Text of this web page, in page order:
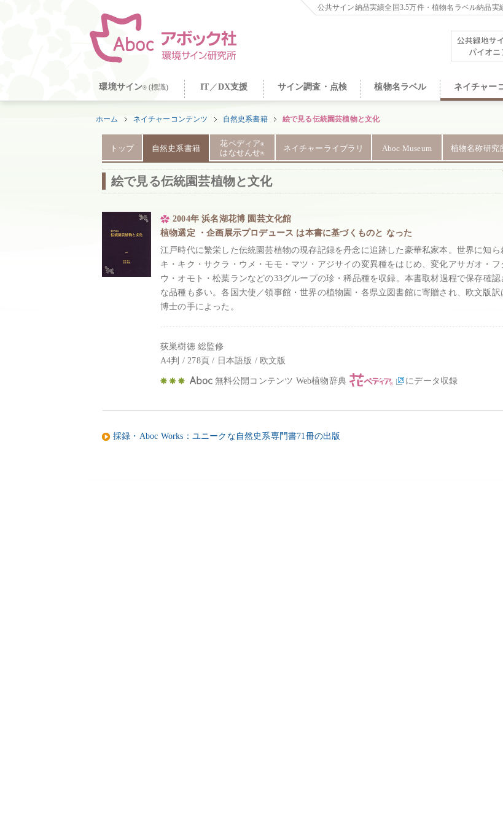
公共サイン納品実績全国3.5万件・植物名ラベル納品実
環境サイン® (標識) IT ／DX支援 サイン調査・点検 植物名ラベル ネイチャー
ホーム ネイチャーコンテンツ 自然史系書籍 絵で見る伝統園芸植物と文化
トップ 自然史系書籍
花ペディア®
はなせんせ®
ネイチャーライブラリ Aboc Museum 植物名称研究
絵で見る伝統園芸植物と文化
2004年 浜名湖花博 園芸文化館
植物選定 ・企画展示プロデュース は本書に基づくものと なった
江戸時代に繁栄した伝統園芸植物の現存記録を丹念に追跡した豪華私家本。世界に知ら
キ・キク・サクラ・ウメ・モモ・マツ・アジサイの変異種をはじめ、変化アサガオ・フ
ウ・オモト・松葉ランなどの33グループの珍・稀品種を収録。本書取材過程で保存確
な品種も多い。各国大使／領事館・世界の植物園・各県立図書館に寄贈され、欧文版訳
博士の手によった。
荻巣樹徳 総監修
A4判 / 278頁 / 日本語版 / 欧文版
無料公開コンテンツ Web植物辞典 にデータ収録
採録・Aboc Works：ユニークな自然史系専門書71冊の出版